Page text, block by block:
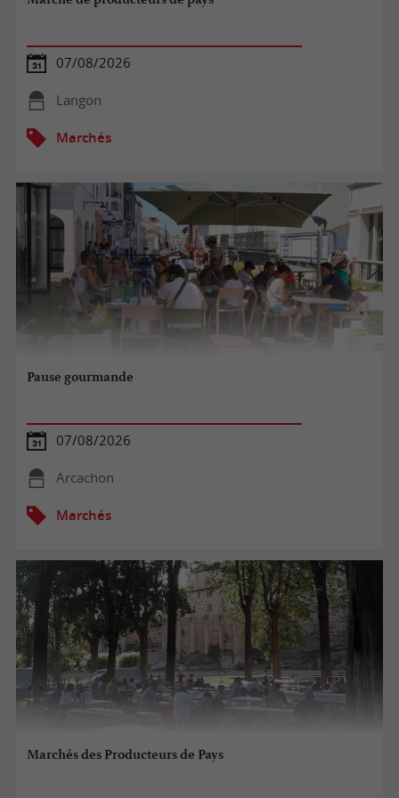
07/08/2026
Langon
Marchés
Pause gourmande
07/08/2026
Arcachon
Marchés
Marchés des Producteurs de Pays